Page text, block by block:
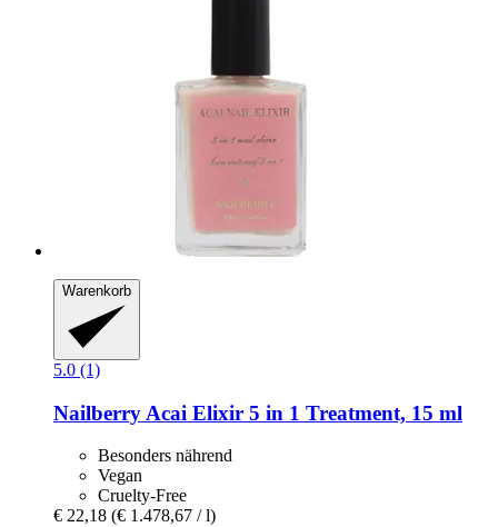
Warenkorb
5.0 (1)
Nailberry Acai Elixir 5 in 1 Treatment, 15 ml
Besonders nährend
Vegan
Cruelty-Free
€ 22,18 (€ 1.478,67 / l)